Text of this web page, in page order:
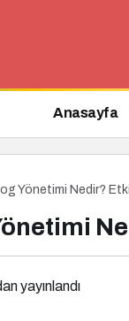
Anasayfa
Yönetimi Nedir?
yayınlandı